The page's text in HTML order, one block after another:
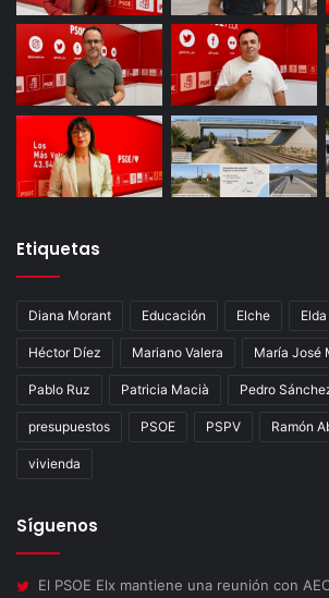
Etiquetas
Diana Morant Educación Elche Elda
Héctor Díez Mariano Valera María José
Pablo Ruz Patricia Macià Pedro
presupuestos PSOE PSPV Ramón
vivienda
Síguenos
El PSOE Elx mantiene una reunión con